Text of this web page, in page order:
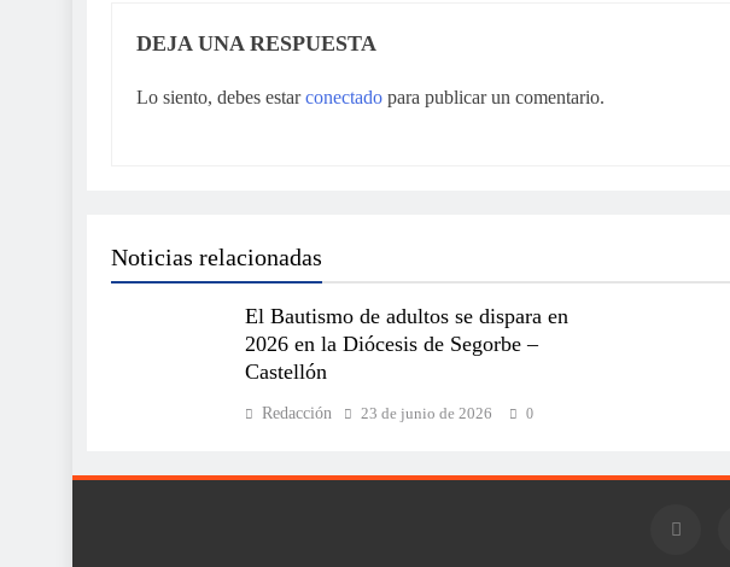
DEJA UNA RESPUESTA
Lo siento, debes estarconectado para publicar un comentario.
Noticias relacionadas
El Bautismo de adultos se dispara en
2026 en la Diócesis de Segorbe –
Castellón
Redacción 23 de junio de 2026 0